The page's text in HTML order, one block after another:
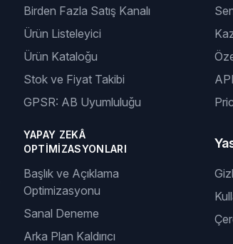
Birden Fazla Satış Kanalı
Ürün Listeleyici
Ürün Kataloğu
Stok ve Fiyat Takibi
GPSR: AB Uyumluluğu
YAPAY ZEKÂ
OPTIMIZASYONLARI
Başlık ve Açıklama
Optimizasyonu
Sanal Deneme
Arka Plan Kaldırıcı